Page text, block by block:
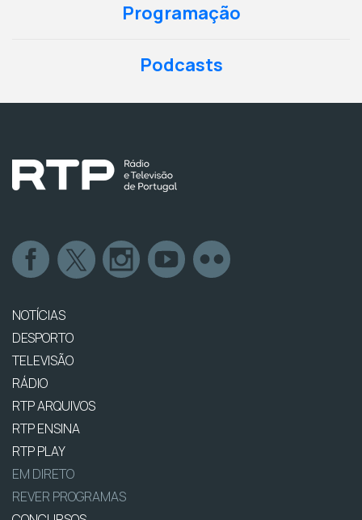
Programação
Podcasts
NOTÍCIAS
DESPORTO
TELEVISÃO
RÁDIO
RTP ARQUIVOS
RTP ENSINA
RTP PLAY
EM DIRETO
REVER PROGRAMAS